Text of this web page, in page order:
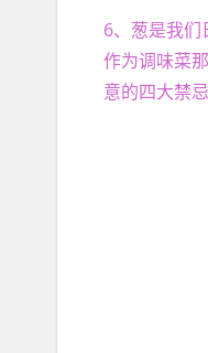
6、葱是我
作为调味菜
意的四大禁